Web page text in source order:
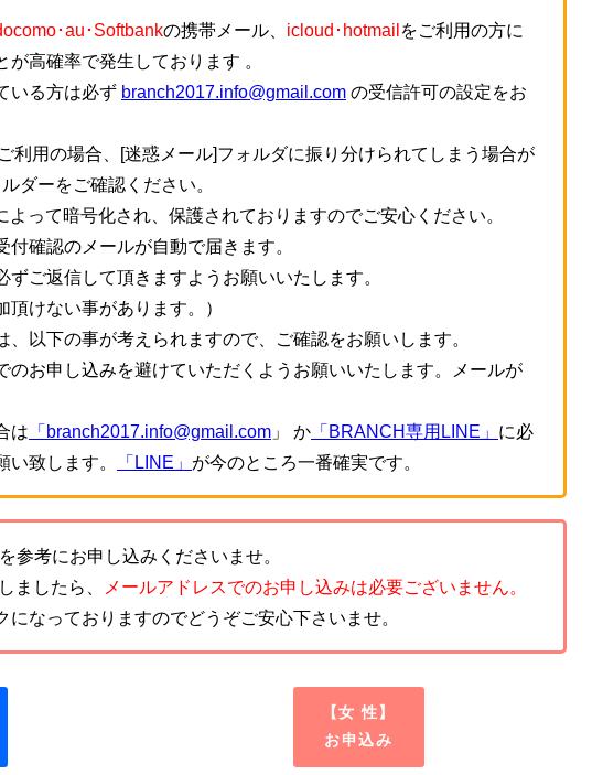
･au･Softbankの携帯メール、 icloud･hotmail をご利用の方に
高確率で発生しております 。
いる方は必ず branch2017.info@gmail.com の受信許可の設定をお
利用の場合、[迷惑メール]フォルダに振り分けられてしまう場合が
ダーをご確認ください。
って暗号化され、保護されておりますのでご安心ください。
確認のメールが自動で届きます。
ご返信して頂きますようお願いいたします。
けない事があります。）
以下の事が考えられますので、ご確認をお願いします。
お申し込みを避けていただくようお願いいたします。メールが
は 「branch2017.info@gmail.com 」 か 「BRANCH専用LINE」 に必
致します。
「LINE」 が今のところ一番確実です。
を参考にお申し込みくださいませ。
ましたら、
メールアドレスでのお申し込みは必要ございません。
なっておりますのでどうぞご安心下さいませ。
【女 性】
お申込み